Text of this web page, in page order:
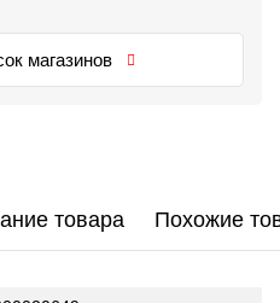
магазинов
товара Похожие